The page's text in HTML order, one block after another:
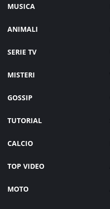
MUSICA
ANIMALI
SERIE TV
MISTERI
GOSSIP
TUTORIAL
CALCIO
TOP VIDEO
MOTO